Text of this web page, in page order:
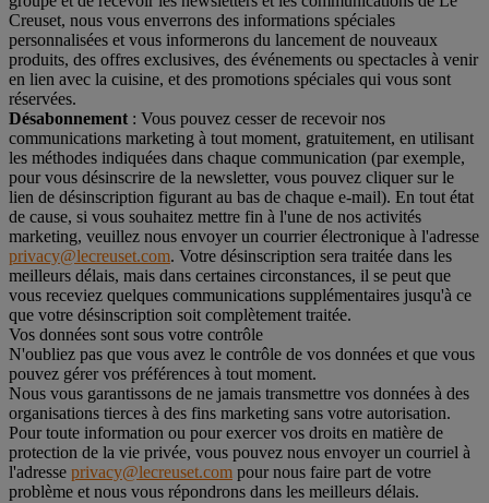
Creuset, nous vous enverrons des informations spéciales
personnalisées et vous informerons du lancement de nouveaux
produits, des offres exclusives, des événements ou spectacles à venir
en lien avec la cuisine, et des promotions spéciales qui vous sont
réservées.
Désabonnement : Vous pouvez cesser de recevoir nos
communications marketing à tout moment, gratuitement, en utilisant
les méthodes indiquées dans chaque communication (par exemple,
pour vous désinscrire de la newsletter, vous pouvez cliquer sur le
lien de désinscription figurant au bas de chaque e-mail). En tout état
de cause, si vous souhaitez mettre fin à l'une de nos activités
marketing, veuillez nous envoyer un courrier électronique à l'adresse
privacy@lecreuset.com. Votre désinscription sera traitée dans les
meilleurs délais, mais dans certaines circonstances, il se peut que
vous receviez quelques communications supplémentaires jusqu'à ce
que votre désinscription soit complètement traitée.
Vos données sont sous votre contrôle
N'oubliez pas que vous avez le contrôle de vos données et que vous
pouvez gérer vos préférences à tout moment.
Nous vous garantissons de ne jamais transmettre vos données à des
organisations tierces à des fins marketing sans votre autorisation.
Pour toute information ou pour exercer vos droits en matière de
protection de la vie privée, vous pouvez nous envoyer un courriel à
l'adresse privacy@lecreuset.com pour nous faire part de votre
problème et nous vous répondrons dans les meilleurs délais.